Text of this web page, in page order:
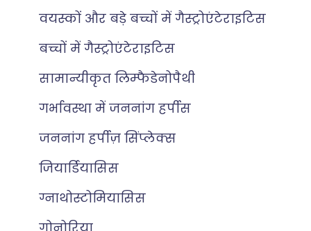
वयस्कों और बड़े बच्चों में गैस्ट्रोएंटेराइटिस
बच्चों में गैस्ट्रोएंटेराइटिस
सामान्यीकृत लिम्फैडेनोपैथी
गर्भावस्था में जननांग हर्पीस
जननांग हर्पीज़ सिंप्लेक्स
जियार्डियासिस
ग्नाथोस्टोमियासिस